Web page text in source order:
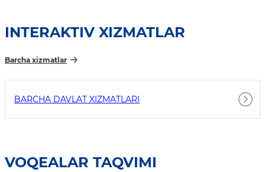
INTERAKTIV XIZMATLAR
Barcha xizmatlar
BARCHA DAVLAT XIZMATLARI
VOQEALAR TAQVIMI